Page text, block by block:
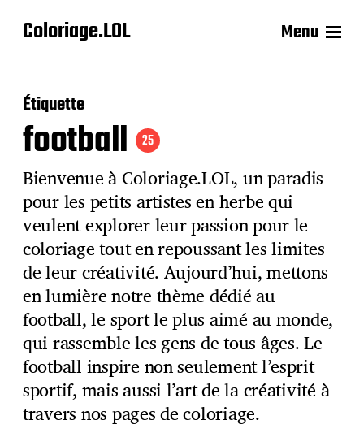
Coloriage.LOL Menu
Étiquette
football 25
Bienvenue à Coloriage.LOL, un paradis
pour les petits artistes en herbe qui
veulent explorer leur passion pour le
coloriage tout en repoussant les limites
de leur créativité. Aujourd’hui, mettons
en lumière notre thème dédié au
football, le sport le plus aimé au monde,
qui rassemble les gens de tous âges. Le
football inspire non seulement l’esprit
sportif, mais aussi l’art de la créativité à
travers nos pages de coloriage.